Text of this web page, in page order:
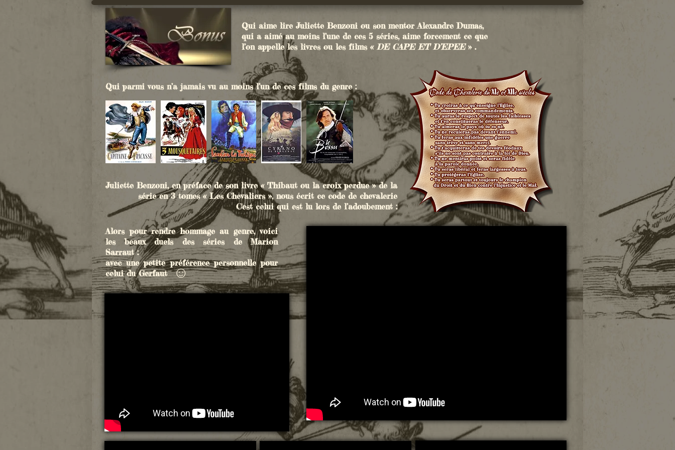
Qui aime lire Juliette Benzoni ou son mentor Alexandre Dumas,
qui a aimé au moins l’une de ces 5 séries, aime forcement ce que
l’on appelle les livres ou les films «DE CAPE ET D’EPEE» .
Qui parmi vous n’a jamais vu au moins l’un de ces films du genre :
Juliette Benzoni, en préface de son livre « Thibaut ou la croix perdue »de la
série en 3 tomes « Les Chevaliers », nous écrit ce code de chevalerie
C'est celui qui est lu lors de l’adoubement :
Alors pour rendre hommage au genre, voici
les beaux duels des séries de Marion
Sarraut :
avec une petite préférence personnelle pour
celui du Gerfaut ☺